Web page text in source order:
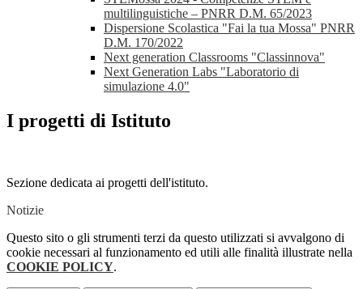
multilinguistiche – PNRR D.M. 65/2023
Dispersione Scolastica "Fai la tua Mossa" PNRR
D.M. 170/2022
Next generation Classrooms "Classinnova"
Next Generation Labs "Laboratorio di
simulazione 4.0"
I progetti di Istituto
Sezione dedicata ai progetti dell'istituto.
Notizie
Questo sito o gli strumenti terzi da questo utilizzati si avvalgono di
cookie necessari al funzionamento ed utili alle finalità illustrate nella
COOKIE POLICY.